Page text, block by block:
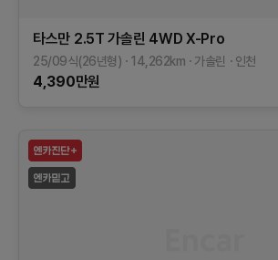
타스만 2.5T 가솔린 4WD X-Pro
25/09식(26년형) 14,262km 가솔린 인천
4,390만원